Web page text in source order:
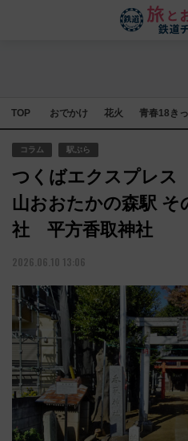
TOP おでかけ 花火 青春18き
コラム 駅ぶら
つくばエクスプレ
山おおたかの森駅
社 平方香取神社
2026.06.10 13:06